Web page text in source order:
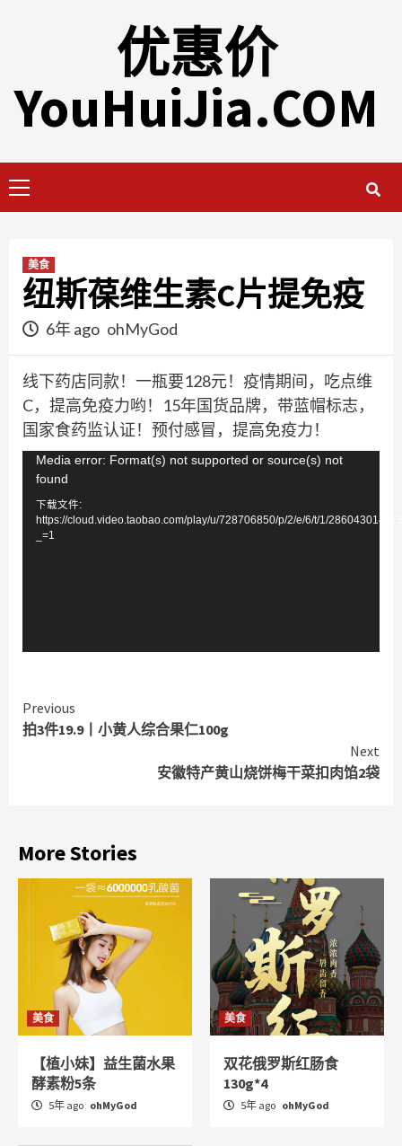
优惠价
YouHuiJia.COM
Menu
美食
纽斯葆维生素C片提免疫
6年 ago ohMyGod
线下药店同款！一瓶要128元！疫情期间，吃点维
C，提高免疫力哟！15年国货品牌，带蓝帽标志，
国家食药监认证！预付感冒，提高免疫力！
视
频
Media error: Format(s) not supported or source(s) not
found
下载文件:
https://cloud.video.taobao.com/play/u/728706850/p/2/e/6/t/1/
_=1
Continue
Reading
Previous
拍3件19.9丨小黄人综合果仁100g
Next
安徽特产黄山烧饼梅干菜扣肉馅2袋
More Stories
美食
【植小妹】益生菌水果
酵素粉5条
5年 ago ohMyGod
美食
双花俄罗斯红肠食
130g*4
5年 ago ohMyGod